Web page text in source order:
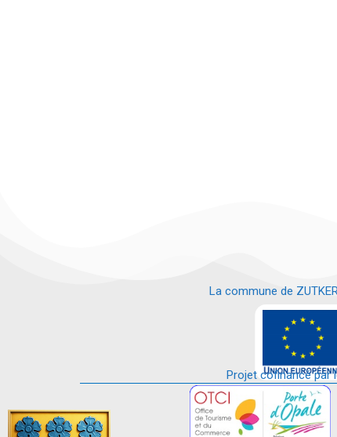
La commune de
Projet cofinancé par